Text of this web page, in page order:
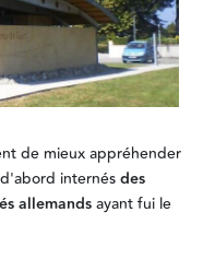
de mieux appréhender
internésdes
allemandsayant fui le